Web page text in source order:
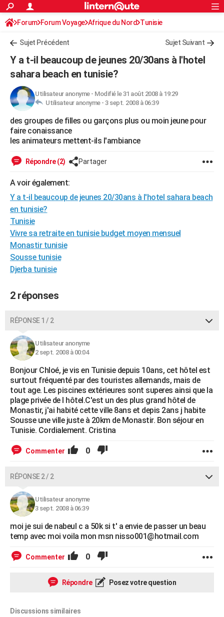
ACTUALITÉS
Politique
Société
Faits Divers
Education
Monde
Villes
+
Programme TV
Streaming
Cinéma
Sorties cinéma
Musique
FINANCE
Retraite
Impôts
Epargne
Immobilier
Risques naturels par ville
Banque
Assurance
Crédit
AUTO
Essais
Réserver un essai
Citadines
Berlines
SUV
Forum auto
HIGH-TECH
Mobiles
Meilleur smartphone
Internet
Ordinateurs
Jeux vidéo
Guide high-tech
+BRICOLAGE
WEEK-END
Art de vivre
Bien-être
Loisirs
Mode
Modes de vie
SANTE
Alimentation
Guide de la santé
Maladies
Médicaments
Sommeil
Destinations
City break
Voyage nature
Voyage de noces
Forum
Climat
+PHOTO
GUIDES D'ACHAT
CARTE DE VOEUX
Carte de Noël
Carte Bonne année
Carte Saint-Valentin
Carte Pâques
Carte d'anniversaire
DICTIONNAIRE
Dictionnaire
Biographies
Citations
Expressions
Proverbes
PROGRAMME TV
COPAINS D'AVANT
S'inscrire
Se connecter
Lycées
Collèges
Primaires
Universités
Entreprises
Service militaire
Avis de recherche
AVIS DE DÉCÈS
FORUM
Bricolage
Lifestyle
Culture
Sport
Auto
Television
Voyage
Cinema
S'inscrire
Connexion
Forum Forum Voyage Afrique du Nord Tunisie
Sujet Précédent Sujet Suivant
Y a t-il beaucoup de jeunes 20/30ans à l'hotel
sahara beach en tunisie?
Utilisateur anonyme- Modifié le 31 août 2008 à 19:29
Utilisateur anonyme - 3 sept. 2008 à 06:39
des groupes de filles ou garçons plus ou moin jeune pour
faire conaissance
les animateurs mettent-ils l'ambiance
Répondre (2) Partager
A voir également:
Y a t-il beaucoup de jeunes 20/30ans à l'hotel sahara beach
en tunisie?
Tunisie
Vivre sa retraite en tunisie budget moyen mensuel
Monastir tunisie
Sousse tunisie
Djerba tunisie
2 réponses
RÉPONSE 1 / 2
Utilisateur anonyme
2 sept. 2008 à 00:04
Bonjour Chloé, je vis en Tunisie depuis 10ans, cet hôtel est
surtout fréquenté par des touristes allemands, mais de
tout age. Les piscines extérieures sont superes ainsi que la
plage privée de l hôtel.C'est un des plus grand hôtel de
Monastir, j'ai habité cette ville 8ans et depis 2ans j habite
Sousse une ville juste à 20km de Monastir. Bon séjour en
Tunisie. Cordialement. Cristina
Commenter 0
RÉPONSE 2 / 2
Utilisateur anonyme
3 sept. 2008 à 06:39
moi je sui de nabeul c a 50k si t' a envie de passer un beau
temp avec moi voila mon msn nisso001@hotmail.com
Commenter 0
Répondre Posez votre question
Discussions similaires